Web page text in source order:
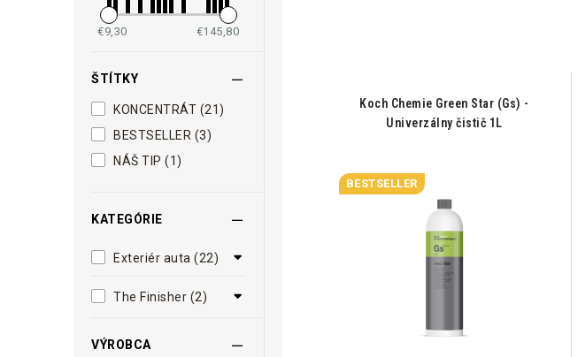
€9,30 €145,80
ŠTÍTKY
KONCENTRÁT (21)
BESTSELLER (3)
NÁŠ TIP (1)
KATEGÓRIE
Exteriér auta (22)
The Finisher (2)
VÝROBCA
Koch Chemie Green Star (Gs) -
Univerzálny čistič 1L
BESTSELLER